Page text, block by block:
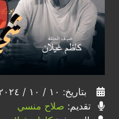
بتاريخ: ١٠ / ١٠ / ٢٠٢٤
تقديم: صلاح منسي